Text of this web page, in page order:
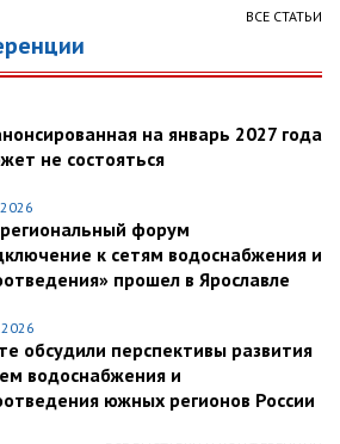
ВСЕ СТАТЬИ
на январь 2027 года
не состояться
форум
к сетям водоснабжения и
прошел в Ярославле
обсудили перспективы развития
водоснабжения и
южных регионов России